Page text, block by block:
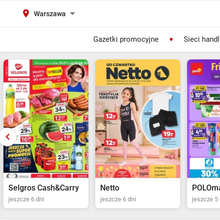
Warszawa
Gazetki promocyjne Sieci
Selgros Cash&Carry
jeszcze 6 dni
Netto
jeszcze 6 dni jeszcze 5